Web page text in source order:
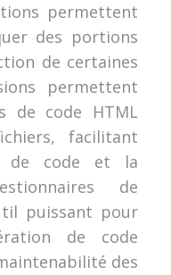
permettent
des portions
de certaines
permettent
de code HTML
facilitant
de code et la
de
puissant pour
de code
des